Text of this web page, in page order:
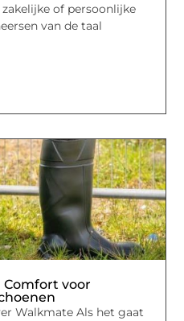
of persoonlijke
van de taal
voor
Walkmate Als het gaat